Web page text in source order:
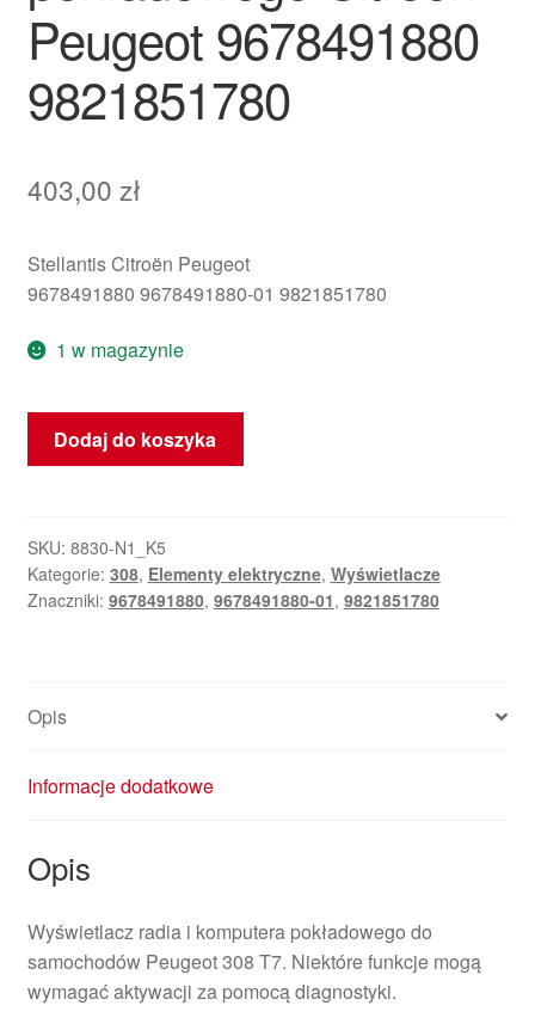
Peugeot 9678491880
9821851780
403,00 zł
Stellantis Citroën Peugeot
9678491880 9678491880-01 9821851780
1 w magazynie
ilość
Wyświetlacz
komputera
pokładowego
Citroën
Dodaj do koszyka
SKU: 8830-N1_K5
Kategorie: 308, Elementy elektryczne, Wyświetlacze
Znaczniki: 9678491880, 9678491880-01, 9821851780
Opis
Informacje dodatkowe
Opis
Wyświetlacz radia i komputera pokładowego do
samochodów Peugeot 308 T7. Niektóre funkcje mogą
wymagać aktywacji za pomocą diagnostyki.